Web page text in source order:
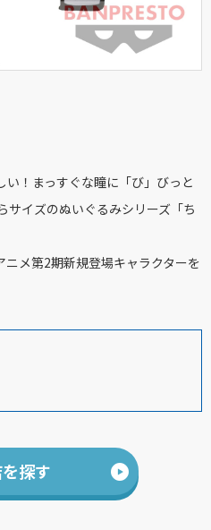
い！まっすぐな瞳に「び」びっと
サイズのぬいぐるみシリーズ「ち
メ第2期新規登場キャラクターを
探す